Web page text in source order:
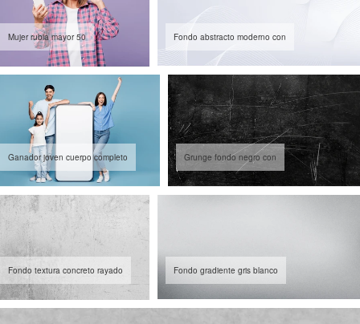
Mujer rubia mayor 50 Fondo abstracto moderno con
Ganador joven cuerpo completo Grunge fondo negro con
Fondo textura concreto rayado Fondo gradiente gris blanco